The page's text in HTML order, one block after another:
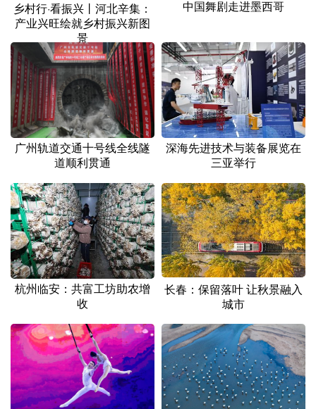
Русский язык 日本語 한국어
Deutsch Português
乡村行·看振兴丨河北辛集：
产业兴旺绘就乡村振兴新图
景
中国舞剧走进墨西哥
广州轨道交通十号线全线隧
道顺利贯通
深海先进技术与装备展览在
三亚举行
杭州临安：共富工坊助农增
收
长春：保留落叶 让秋景融入
城市